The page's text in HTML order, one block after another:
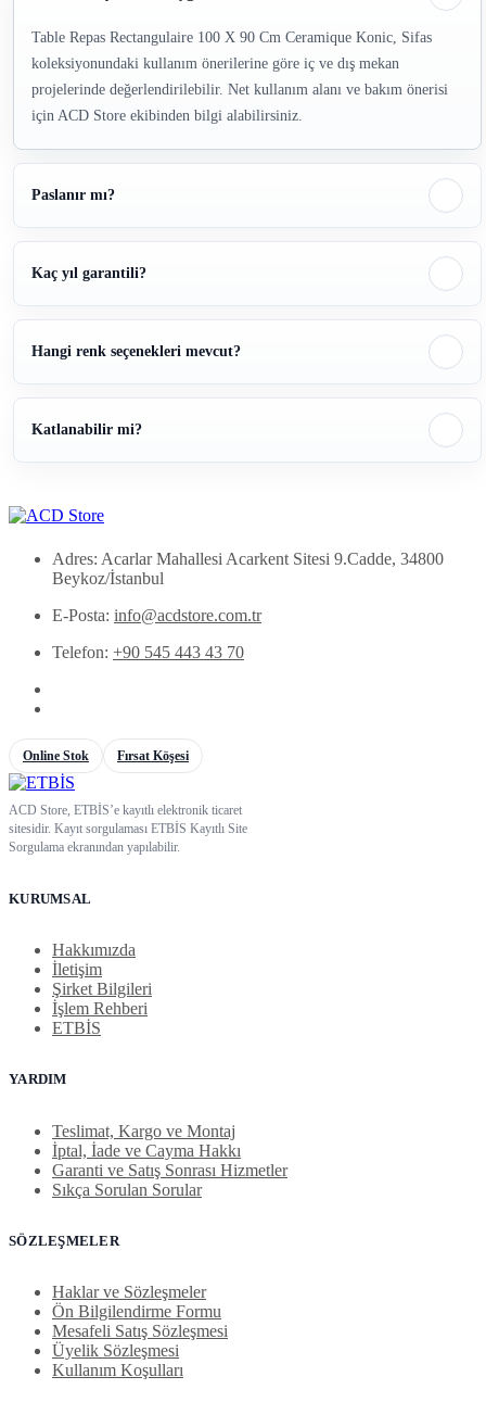
Table Repas Rectangulaire 100 X 90 Cm Ceramique Konic, Sifas
koleksiyonundaki kullanım önerilerine göre iç ve dış mekan
projelerinde değerlendirilebilir. Net kullanım alanı ve bakım önerisi
için ACD Store ekibinden bilgi alabilirsiniz.
Paslanır mı?
Kaç yıl garantili?
Hangi renk seçenekleri mevcut?
Katlanabilir mi?
Adres: Acarlar Mahallesi Acarkent Sitesi 9.Cadde, 34800
Beykoz/İstanbul
E-Posta: info@acdstore.com.tr
Telefon: +90 545 443 43 70
Online Stok Fırsat Köşesi
ACD Store, ETBİS’e kayıtlı elektronik ticaret
sitesidir. Kayıt sorgulaması ETBİS Kayıtlı Site
Sorgulama ekranından yapılabilir.
KURUMSAL
Hakkımızda
İletişim
Şirket Bilgileri
İşlem Rehberi
ETBİS
YARDIM
Teslimat, Kargo ve Montaj
İptal, İade ve Cayma Hakkı
Garanti ve Satış Sonrası Hizmetler
Sıkça Sorulan Sorular
SÖZLEŞMELER
Haklar ve Sözleşmeler
Ön Bilgilendirme Formu
Mesafeli Satış Sözleşmesi
Üyelik Sözleşmesi
Kullanım Koşulları